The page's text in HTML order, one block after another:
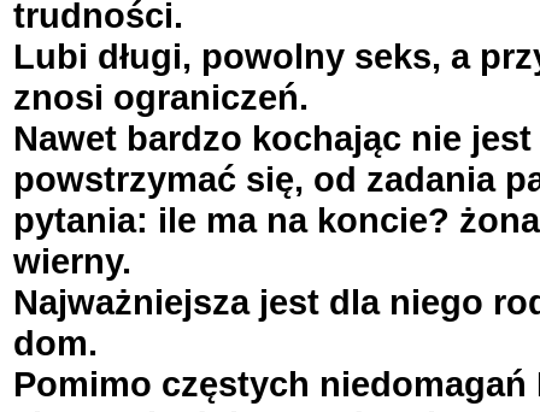
trudności.
Lubi długi, powolny seks, a
znosi ograniczeń.
Nawet bardzo kochając nie
powstrzymać się, od zadania
pytania: ile ma na koncie?
wierny.
Najważniejsza jest dla niego
dom.
Pomimo częstych niedomagań